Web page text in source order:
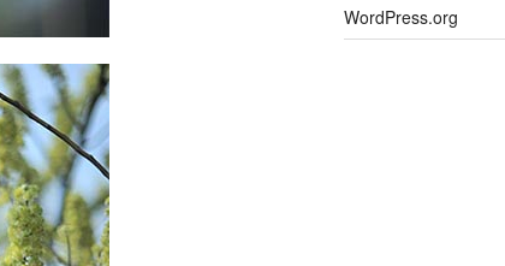
WordPress.org